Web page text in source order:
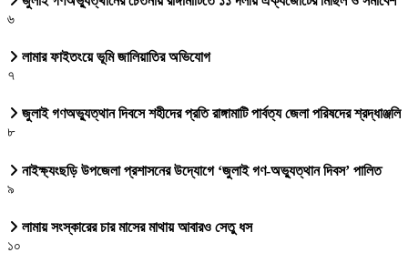
৬
লামার ফাইতংয়ে ভূমি জালিয়াতির অভিযোগ
৭
জুলাই গণঅভ্যুত্থান দিবসে শহীদের প্রতি রাঙ্গামাটি পার্বত্য জেলা পরিষদের শ্রদ্ধাঞ্জলি
৮
নাইক্ষ্যংছড়ি উপজেলা প্রশাসনের উদ্যোগে ‘জুলাই গণ-অভ্যুত্থান দিবস’ পালিত
৯
লামায় সংস্কারের চার মাসের মাথায় আবারও সেতু ধস
১০